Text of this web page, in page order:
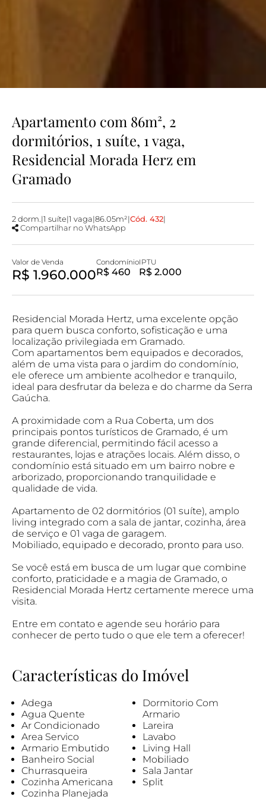
Apartamento com 86m², 2
dormitórios, 1 suíte, 1 vaga,
Residencial Morada Herz em
Gramado
2 dorm. |1 suíte|1 vaga|86.05m²|Cód. 432|
Compartilhar no WhatsApp
Valor de Venda
R$ 1.960.000
Condomínio
R$ 460
IPTU
R$ 2.000
Residencial Morada Hertz, uma excelente opção
para quem busca conforto, sofisticação e uma
localização privilegiada em Gramado.
Com apartamentos bem equipados e decorados,
além de uma vista para o jardim do condomínio,
ele oferece um ambiente acolhedor e tranquilo,
ideal para desfrutar da beleza e do charme da Serra
Gaúcha.
A proximidade com a Rua Coberta, um dos
principais pontos turísticos de Gramado, é um
grande diferencial, permitindo fácil acesso a
restaurantes, lojas e atrações locais. Além disso, o
condomínio está situado em um bairro nobre e
arborizado, proporcionando tranquilidade e
qualidade de vida.
Apartamento de 02 dormitórios (01 suíte), amplo
living integrado com a sala de jantar, cozinha, área
de serviço e 01 vaga de garagem.
Mobiliado, equipado e decorado, pronto para uso.
Se você está em busca de um lugar que combine
conforto, praticidade e a magia de Gramado, o
Residencial Morada Hertz certamente merece uma
visita.
Entre em contato e agende seu horário para
conhecer de perto tudo o que ele tem a oferecer!
Características do Imóvel
Adega
Agua Quente
Ar Condicionado
Area Servico
Armario Embutido
Banheiro Social
Churrasqueira
Cozinha Americana
Cozinha Planejada
Dormitorio Com
Armario
Lareira
Lavabo
Living Hall
Mobiliado
Sala Jantar
Split